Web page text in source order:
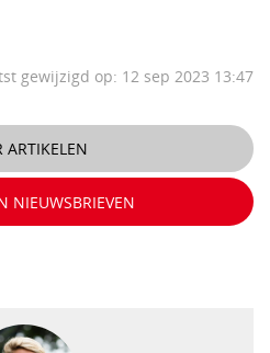
gewijzigd op: 12 sep 2023 13:47
ARTIKELEN
NIEUWSBRIEVEN